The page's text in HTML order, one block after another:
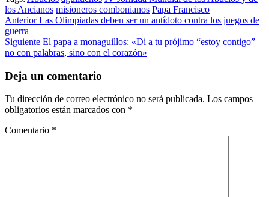
los Ancianos misioneros combonianos Papa Francisco
Post
navigation
AnteriorLas Olimpiadas deben ser un antídoto contra los juegos de
guerra
Siguiente El papa a monaguillos: «Di a tu prójimo “estoy contigo”
no con palabras, sino con el corazón»
Deja un comentario
Tu dirección de correo electrónico no será publicada. Los campos
obligatorios están marcados con *
Comentario *